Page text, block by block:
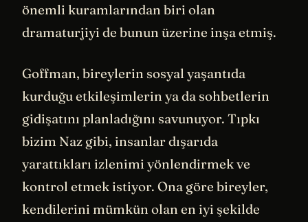
önemli kuramlarından biri olan
dramaturjiyi de bunun üzerine inşa etmiş.
Goffman, bireylerin sosyal yaşantıda
kurduğu etkileşimlerin ya da sohbetlerin
gidişatını planladığını savunuyor. Tıpkı
bizim Naz gibi, insanlar dışarıda
yarattıkları izlenimi yönlendirmek ve
kontrol etmek istiyor. Ona göre bireyler,
kendilerini mümkün olan en iyi şekilde